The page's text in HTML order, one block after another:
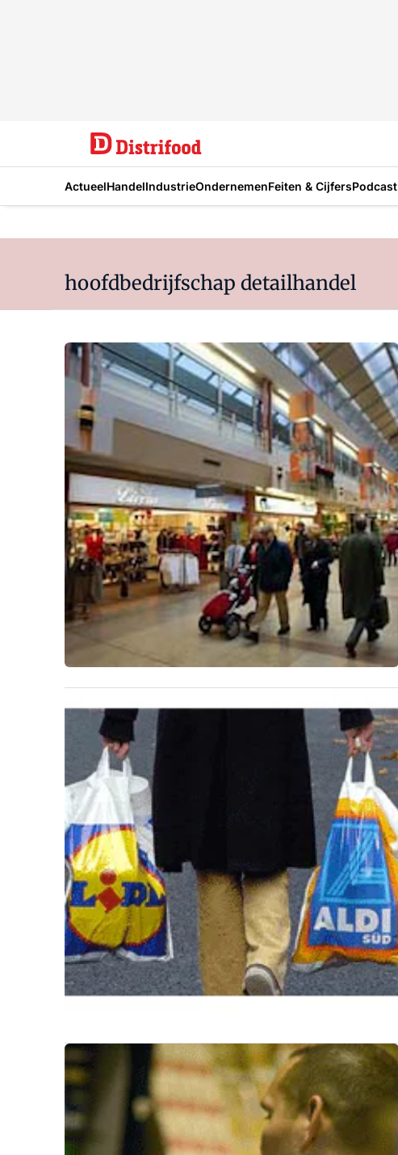
ActueelHandelIndustrieOndernemenFeiten & CijfersPodcast
hoofdbedrijfschap detailhandel